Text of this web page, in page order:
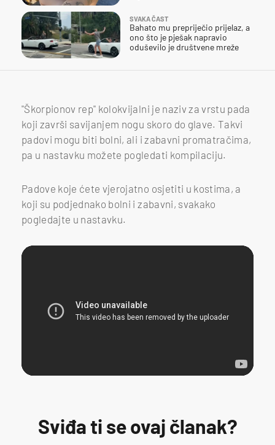
SVAKA ČAST
Bahato mu prepriječio prijelaz, a
ono što je pješak napravio
oduševilo je društvene mreže
"Škorpionov rep" kolokvijalni je naziv za vrstu pada
koji završi savijanjem nogu skoro do glave. Takvi
padovi mogu biti bolni, ali i zabavni promatračima,
pa u nastavku možete pogledati kompilaciju.
Padove koje ćete vjerojatno osjetiti u kostima, a
koji su podjednako bolni i zabavni, svakako
pogledajte u nastavku.
Sviđa ti se ovaj članak?